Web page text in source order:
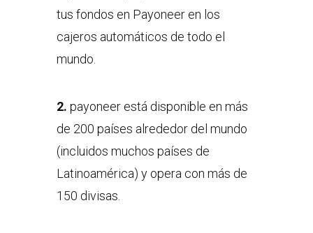
tus fondos en Payoneer en los
cajeros automáticos de todo el
mundo.
2. payoneer está disponible en más
de 200 países alrededor del mundo
(incluidos muchos países de
Latinoamérica) y opera con más de
150 divisas.